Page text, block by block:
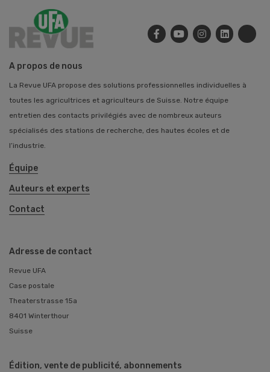
A propos de nous
La Revue UFA propose des solutions professionnelles individuelles à
toutes les agricultrices et agriculteurs de Suisse. Notre équipe
entretien des contacts privilégiés avec de nombreux auteurs
spécialisés des stations de recherche, des hautes écoles et de
l’industrie.
Équipe
Auteurs et experts
Contact
Adresse de contact
Revue UFA
Case postale
Theaterstrasse 15a
8401 Winterthour
Suisse
Édition, vente de publicité, abonnements